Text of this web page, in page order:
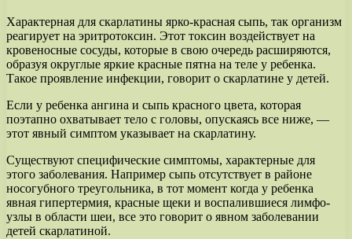
Характерная для скарлатины ярко-красная сыпь, так организм
реагирует на эритротоксин. Этот токсин воздействует на
кровеносные сосуды, которые в свою очередь расширяются,
образуя округлые яркие красные пятна на теле у ребенка.
Такое проявление инфекции, говорит о скарлатине у детей.
Если у ребенка ангина и сыпь красного цвета, которая
поэтапно охватывает тело с головы, опускаясь все ниже, —
этот явный симптом указывает на скарлатину.
Существуют специфические симптомы, характерные для
этого заболевания. Например сыпь отсутствует в районе
носогубного треугольника, в тот момент когда у ребенка
явная гипертермия, красные щеки и воспалившиеся лимфо-
узлы в области шеи, все это говорит о явном заболевании
детей скарлатиной.